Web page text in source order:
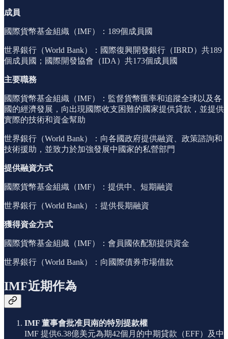
成員
國際貨幣基金組織（IMF）：189個成員國
世界銀行（World Bank）：國際復興開發銀行（IBRD）共189
個成員國；國際開發協會（IDA）共173個成員國
主要職務
國際貨幣基金組織（IMF）：監督貨幣匯率和追蹤全球以及各
國的經濟發展，向出現國際收支困難的國家提供貸款，並提供
實際的技術和資金幫助
世界銀行（World Bank）：向各國政府提供融資、政策諮詢和
技術援助，並致力於加強發展中國家的私營部門
提供融資方式
國際貨幣基金組織（IMF）：提供中、短期融資
世界銀行（World Bank）：提供長期融資
獲得資金方式
國際貨幣基金組織（IMF）：會員國依配額提供資金
世界銀行（World Bank）：向國際債券市場借款
IMF近期作為
IMF 董事會批准貝南的特別提款權
IMF 提供6.38億美元為期42個月的中期貸款（EFF）及中